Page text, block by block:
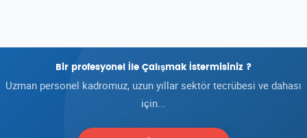
Bir profesyonel İle Çalışmak İstermisiniz ?
Uzman personel kadromuz, uzun yıllar sektör tecrübesi ve dahası
için...